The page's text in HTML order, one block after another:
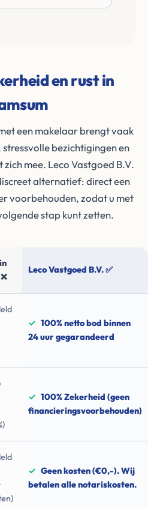
en rust in
een makelaar brengt vaak
bezichtigingen en
mee. Leco Vastgoed B.V.
alternatief: direct een
voorbehouden, zodat u met
stap kunt zetten.
Leco Vastgoed B.V. ✅
✓ 100% netto bod binnen
24 uur gegarandeerd
✓ 100% Zekerheid (geen
financieringsvoorbehouden)
✓ Geen kosten (€0,-). Wij
betalen alle notariskosten.